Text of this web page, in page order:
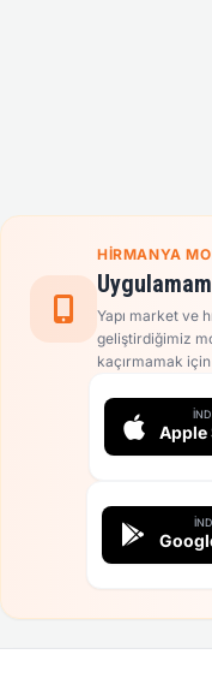
HIRMANYA
Yapı market ve
geliştirdiğimiz
kaçırmamak
Apple